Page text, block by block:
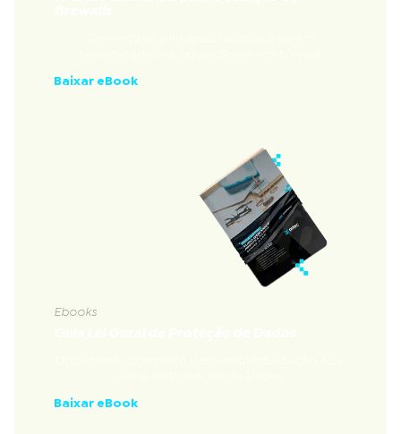
Baixar eBook
Ebooks
Baixar eBook